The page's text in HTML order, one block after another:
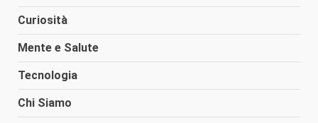
Curiosità
Mente e Salute
Tecnologia
Chi Siamo